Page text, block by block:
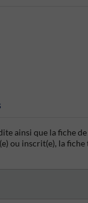
ainsi que la fiche de
ou inscrit(e), la